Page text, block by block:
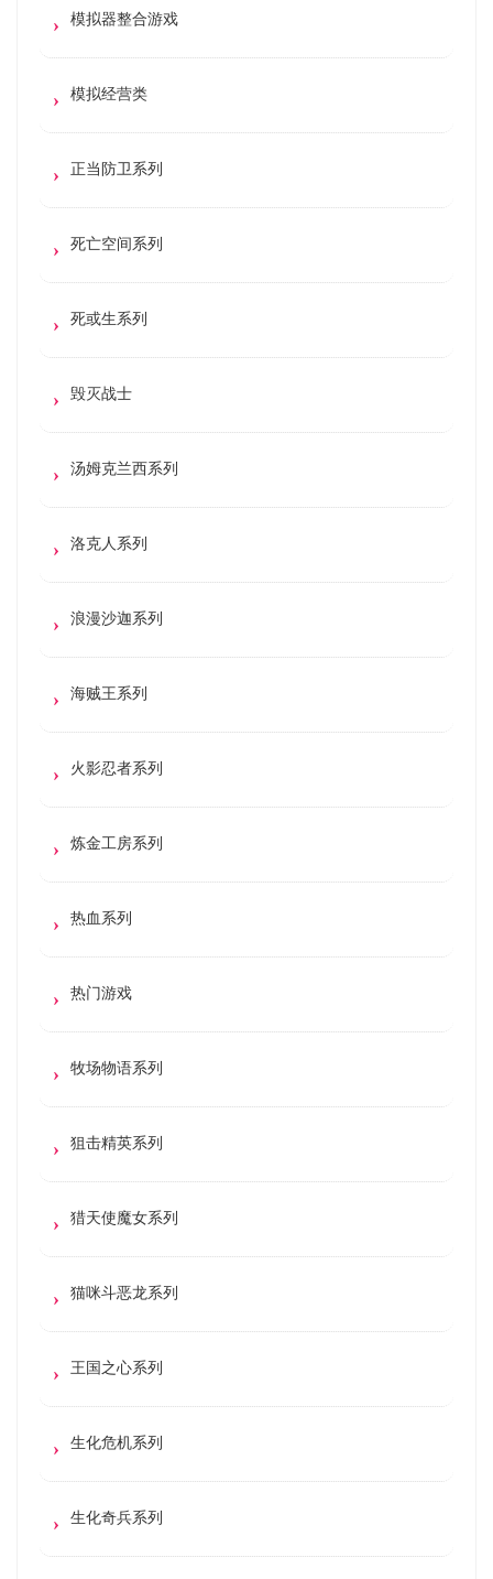
模拟器整合游戏
模拟经营类
正当防卫系列
死亡空间系列
死或生系列
毁灭战士
汤姆克兰西系列
洛克人系列
浪漫沙迦系列
海贼王系列
火影忍者系列
炼金工房系列
热血系列
热门游戏
牧场物语系列
狙击精英系列
猎天使魔女系列
猫咪斗恶龙系列
王国之心系列
生化危机系列
生化奇兵系列